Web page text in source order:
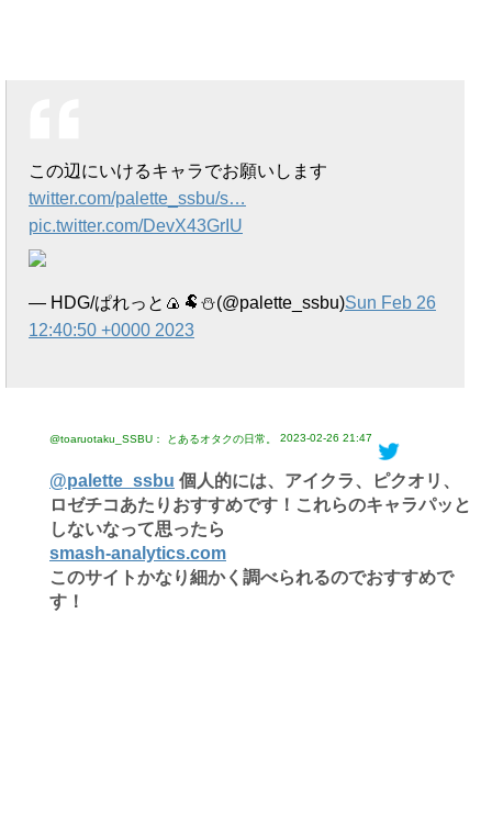
この辺にいけるキャラでお願いします
twitter.com/palette_ssbu/s…
pic.twitter.com/DevX43GrIU
— HDG/ぱれっと🍙🐏⛄(@palette_ssbu)Sun Feb 26
12:40:50 +0000 2023
@toaruotaku_SSBU： とあるオタクの日常。 2023-02-26 21:47
@palette_ssbu 個人的には、アイクラ、ピクオリ、
ロゼチコあたりおすすめです！これらのキャラパッと
しないなって思ったら
smash-analytics.com
このサイトかなり細かく調べられるのでおすすめで
す！